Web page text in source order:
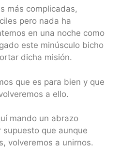
más complicadas,
pero nada ha
en una noche como
este minúsculo bicho
dicha misión.
que es para bien y que
a ello.
mando un abrazo
que aunque
volveremos a unirnos.